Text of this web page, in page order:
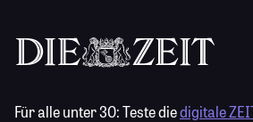
Für alle unter 30:Teste diedigitale